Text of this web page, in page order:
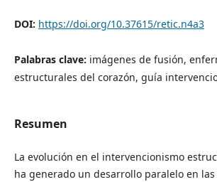
DOI: https://doi.org/10.37615/retic.n4a3
Palabras clave: imágenes de fusión,
estructurales del corazón, guía
Resumen
La evolución en el intervencionismo
ha generado un desarrollo paralelo en